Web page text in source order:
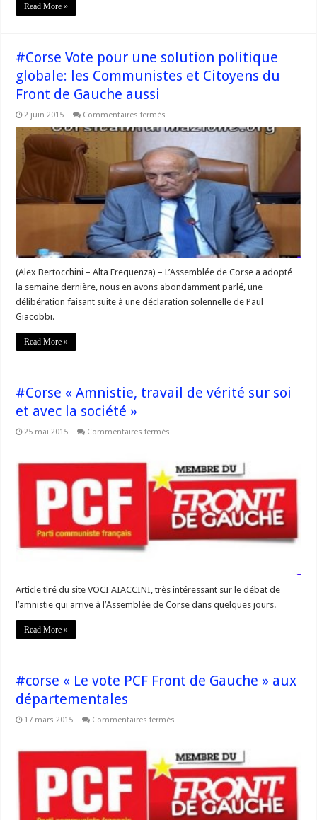
Read More »
#Corse Vote pour une solution politique
globale: les Communistes et Citoyens du
Front de Gauche aussi
2 juin 2015 Commentaires fermés
Vote
une
solution
politique
globale:
les
Communistes
et
Citoyens
Front
de
Gauche
(Alex Bertocchini – Alta Frequenza) – L’Assemblée de Corse a adopté
la semaine dernière, nous en avons abondamment parlé, une
délibération faisant suite à une déclaration solennelle de Paul
Giacobbi.
Read More »
#Corse « Amnistie, travail de vérité sur soi
et avec la société »
25 mai 2015 Commentaires fermés
de
vérité
sur
soi
et
avec
la
société »
Article tiré du site VOCI AIACCINI, très intéressant sur le débat de
l’amnistie qui arrive à l’Assemblée de Corse dans quelques jours.
Read More »
#corse « Le vote PCF Front de Gauche » aux
départementales
17 mars 2015 Commentaires fermés
PCF
Front
de
Gauche »
aux
départementales